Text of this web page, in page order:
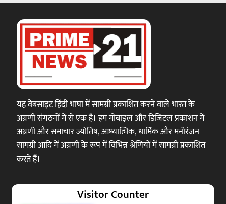
यह वेबसाइट हिंदी भाषा में सामग्री प्रकाशित करने वाले भारत के
अग्रणी संगठनों में से एक है। हम मोबाइल और डिजिटल प्रकाशन में
अग्रणी और समाचार ज्योतिष, आध्यात्मिक, धार्मिक और मनोरंजन
सामग्री आदि में अग्रणी के रूप में विभिन्न श्रेणियों में सामग्री प्रकाशित
करते हैं।
Visitor Counter